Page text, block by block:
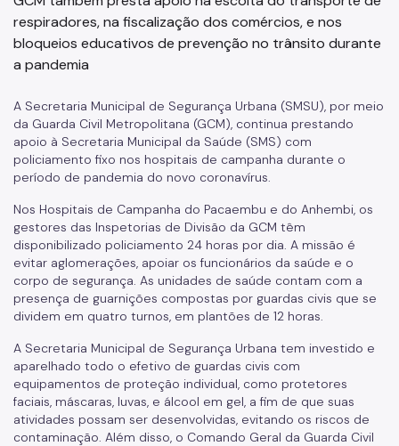
respiradores, na fiscalização dos comércios, e nos
bloqueios educativos de prevenção no trânsito durante
a pandemia
A Secretaria Municipal de Segurança Urbana (SMSU), por meio
da Guarda Civil Metropolitana (GCM), continua prestando
apoio à Secretaria Municipal da Saúde (SMS) com
policiamento fixo nos hospitais de campanha durante o
período de pandemia do novo coronavírus.
Nos Hospitais de Campanha do Pacaembu e do Anhembi, os
gestores das Inspetorias de Divisão da GCM têm
disponibilizado policiamento 24 horas por dia. A missão é
evitar aglomerações, apoiar os funcionários da saúde e o
corpo de segurança. As unidades de saúde contam com a
presença de guarnições compostas por guardas civis que se
dividem em quatro turnos, em plantões de 12 horas.
A Secretaria Municipal de Segurança Urbana tem investido e
aparelhado todo o efetivo de guardas civis com
equipamentos de proteção individual, como protetores
faciais, máscaras, luvas, e álcool em gel, a fim de que suas
atividades possam ser desenvolvidas, evitando os riscos de
contaminação. Além disso, o Comando Geral da Guarda Civil